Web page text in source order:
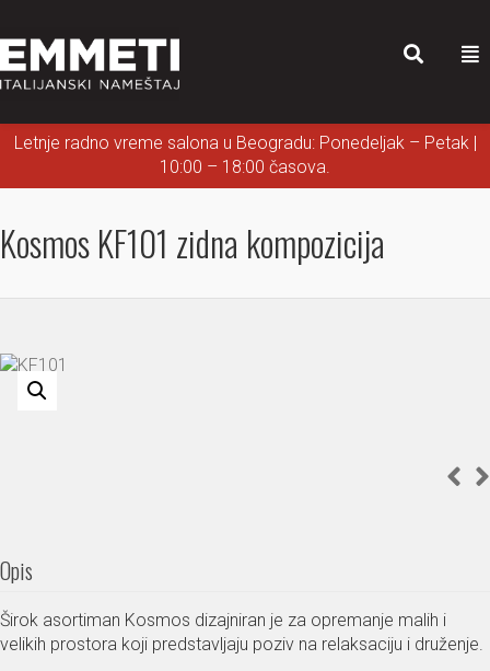
Letnje radno vreme salona u Beogradu: Ponedeljak – Petak |
10:00 – 18:00 časova.
Kosmos KF101 zidna kompozicija
Opis
Širok asortiman Kosmos dizajniran je za opremanje malih i
velikih prostora koji predstavljaju poziv na relaksaciju i druženje.